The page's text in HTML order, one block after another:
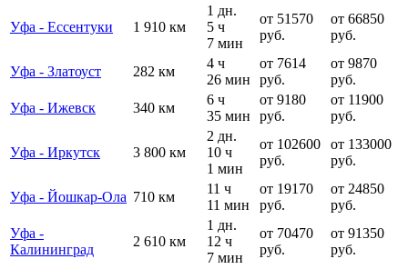
Уфа - Ессентуки 1 910 км
1 дн.
5 ч
7 мин
от 51570
руб.
от 66850
руб.
Уфа - Златоуст 282 км
4 ч
26 мин
от 7614
руб.
от 9870
руб.
Уфа - Ижевск
340 км
6 ч
35 мин
от 9180
руб.
от 11900
руб.
Уфа - Иркутск 3 800 км
2 дн.
10 ч
1 мин
от 102600
руб.
от 133000
руб.
Уфа - Йошкар-Ола 710 км
11 ч
11 мин
от 19170
руб.
от 24850
руб.
Уфа -
Калининград
2 610 км
1 дн.
12 ч
7 мин
от 70470
руб.
от 91350
руб.